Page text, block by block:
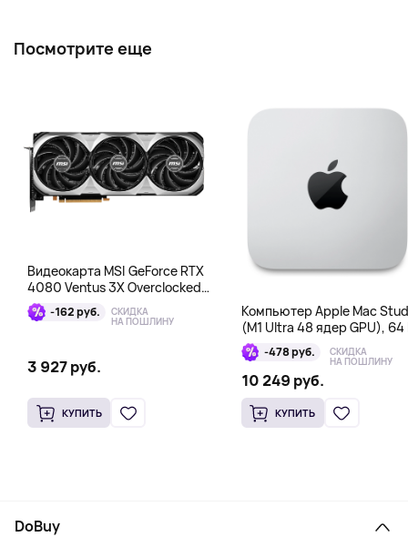
Посмотрите еще
Видеокарта MSI GeForce RTX
4080 Ventus 3X Overclocked
16GB DDR6X
-162 руб. СКИДКА
НА ПОШЛИНУ
3 927 руб.
КУПИТЬ
Компьютер Apple Mac
(M1 Ultra 48 ядер GPU), 64
1 Тб -478 руб. СКИДКА
НА ПОШЛИНУ
10 249 руб.
КУПИТЬ
DoBuy